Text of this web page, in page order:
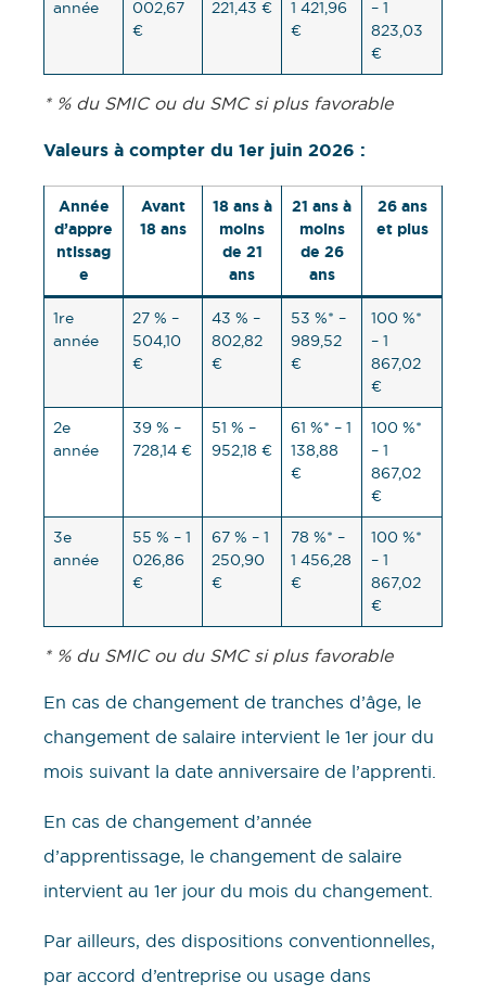
année
002,67
€
221,43 €
1 421,96
€
– 1
823,03
€
* % du SMIC ou du SMC si plus favorable
Valeurs à compter du 1er juin 2026 :
Année
d’appre
ntissag
e
Avant
18 ans
18 ans à
moins
de 21
ans
21 ans à
moins
de 26
ans
26 ans
et plus
1re
année
27 % –
504,10
€
43 % –
802,82
€
53 %* –
989,52
€
100 %*
– 1
867,02
€
2e
année
39 % –
728,14 €
51 % –
952,18 €
61 %* – 1
138,88
€
100 %*
– 1
867,02
€
3e
année
55 % – 1
026,86
€
67 % – 1
250,90
€
78 %* –
1 456,28
€
100 %*
– 1
867,02
€
* % du SMIC ou du SMC si plus favorable
En cas de changement de tranches d’âge, le
changement de salaire intervient le 1er jour du
mois suivant la date anniversaire de l’apprenti.
En cas de changement d’année
d’apprentissage, le changement de salaire
intervient au 1er jour du mois du changement.
Par ailleurs, des dispositions conventionnelles,
par accord d’entreprise ou usage dans